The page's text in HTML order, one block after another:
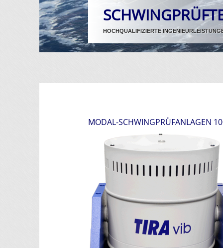
HOCHQUALIFIZIERTE
MODAL-SCHWINGPRÜFANLAGEN